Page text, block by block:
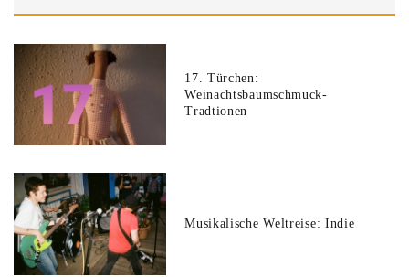
17. Türchen:
Weinachtsbaumschmuck-
Tradtionen
Musikalische Weltreise: Indie